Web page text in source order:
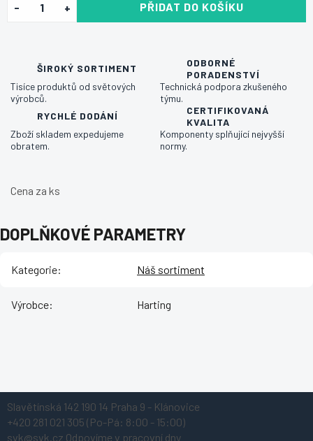
PŘIDAT DO KOŠÍKU
ŠIROKÝ SORTIMENT
Tisíce produktů od světových
výrobců.
ODBORNÉ
PORADENSTVÍ
Technická podpora zkušeného
týmu.
RYCHLÉ DODÁNÍ
Zboží skladem expedujeme
obratem.
CERTIFIKOVANÁ
KVALITA
Komponenty splňující nejvyšší
normy.
Cena za ks
DOPLŇKOVÉ PARAMETRY
Kategorie: Náš sortiment
Výrobce: Harting
Slavětínská 142 190 14 Praha 9 - Klánovice
+420 281 021 305 (Po-Pá: 8:00 - 15:00)
svk@svk.cz Odpovíme v pracovní dny